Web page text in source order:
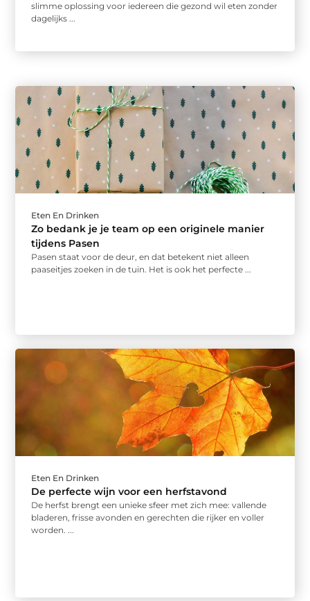
slimme oplossing voor iedereen die gezond wil eten zonder
dagelijks ...
Eten En Drinken
Zo bedank je je team op een originele manier
tijdens Pasen
Pasen staat voor de deur, en dat betekent niet alleen
paaseitjes zoeken in de tuin. Het is ook het perfecte ...
Eten En Drinken
De perfecte wijn voor een herfstavond
De herfst brengt een unieke sfeer met zich mee: vallende
bladeren, frisse avonden en gerechten die rijker en voller
worden. ...